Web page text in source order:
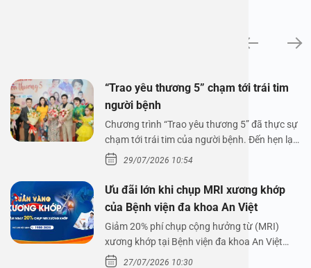
“Trao yêu thương 5” chạm tới trái tim
người bệnh
Chương trình “Trao yêu thương 5” đã thực sự
chạm tới trái tim của người bệnh. Đến hẹn lại
lên,…29/07/2026 10:54
Ưu đãi lớn khi chụp MRI xương khớp
của Bệnh viện đa khoa An Việt
Giảm 20% phí chụp cộng hưởng từ (MRI)
xương khớp tại Bệnh viện đa khoa An Việt
Bệnh viện đa…
27/07/2026 10:30